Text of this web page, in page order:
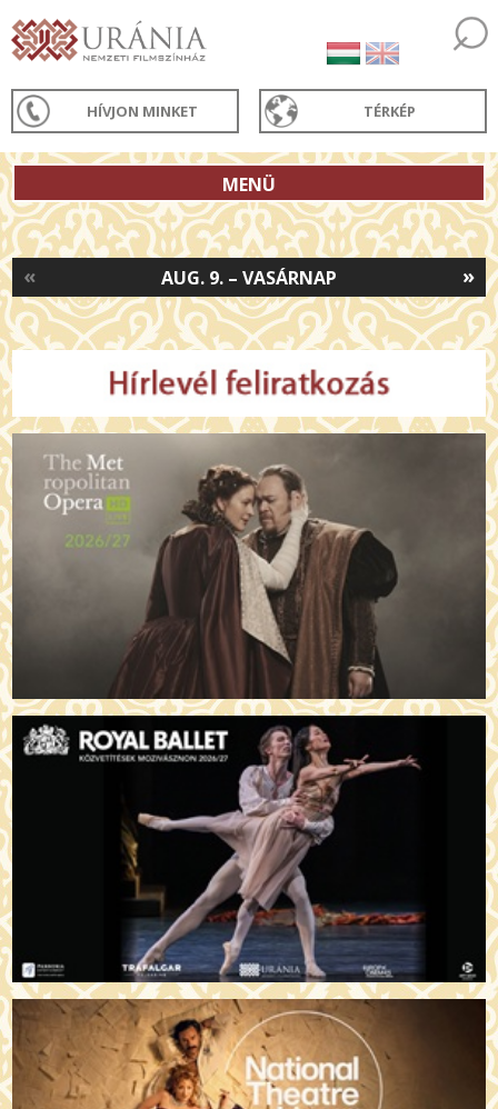
HÍVJON MINKET TÉRKÉP
MENÜ
»
AUG. 9. – VASÁRNAP
«